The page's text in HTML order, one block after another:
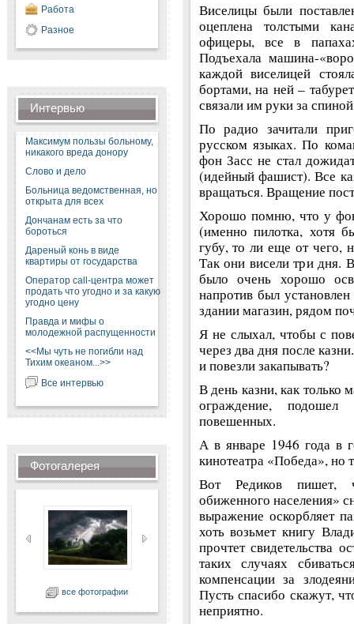
Работа
Разное
Интервью
Максимум пользы больному,
никакого вреда донору
Слово и дело
Больница ведомственная, но
открыта для всех
Дончанам есть за что
бороться
Дареный конь в виде
квартиры от государства
Оператор call-центра может
продать что угодно и за какую
угодно цену
Правда и мифы о
молодежной распущенности
<<Мы чуть не погибли над
Тихим океаном...>>
Все интервью
Фотогалерея
все фотографии
Виселицы были
оцеплена толстыми
офицеры, все в
Подъехала машина-
каждой виселицей
бортами, на ней –
связали им руки за
По радио зачитали
русском языках. По
фон Засс не стал
(идейный фашист). Все
вращаться. Вращение
Хорошо помню, что у фон
(именно пилотка, хотя
губу, то ли еще от чего,
Так они висели три дня.
было очень хорошо
напротив был
здании магазин, рядом
Я не слыхал, чтобы с
через два дня после
и повезли закапывать?
В день казни, как только
ограждение,
повешенных.
А в январе 1946 года в
кинотеатра «Победа», но
Вот Редиков пишет,
обиженного населения»
выражение оскорбляет
хоть возьмет книгу
прочтет свидетельства
таких случаях
компенсации за
Пусть спасибо скажут,
неприятно.